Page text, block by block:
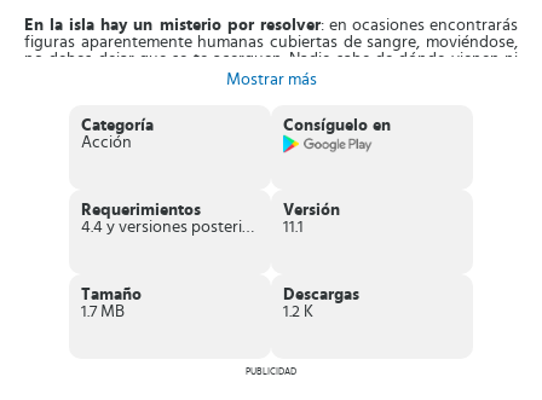
En la isla hay un misterio por resolver: en ocasiones encontrarás
figuras aparentemente humanas cubiertas de sangre, moviéndose,
no debes dejar que se te acerquen. Nadie sabe de dónde vienen ni
jugadores, ellos intentarán robar tus recursos que acumulaste
con esfuerzo. ¡No dejes que lo hagan! Debes defenderte desde tu
de formar bandos con distintos jugadores o andar por tu
Tendrás que pensarlo bien pues esto puede llevarte a la
Una vez hagas tu elección, no hay marcha atrás, deberás ir y atacar
a los demás clanes con tu grupo o ocultarte solo.
recursos y lugares seguros tengas mejor
Mostrar más
Categoría
Acción
Consíguelo en
Requerimientos
4.4 y versiones posteriores
Versión
11.1
Tamaño
1.7 MB
Descargas
1.2 K
PUBLICIDAD